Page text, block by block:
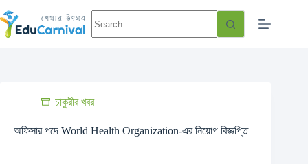
চাকুরীর খবর
অফিসার পদে World Health Organization-এর নিয়োগ বিজ্ঞপ্তি